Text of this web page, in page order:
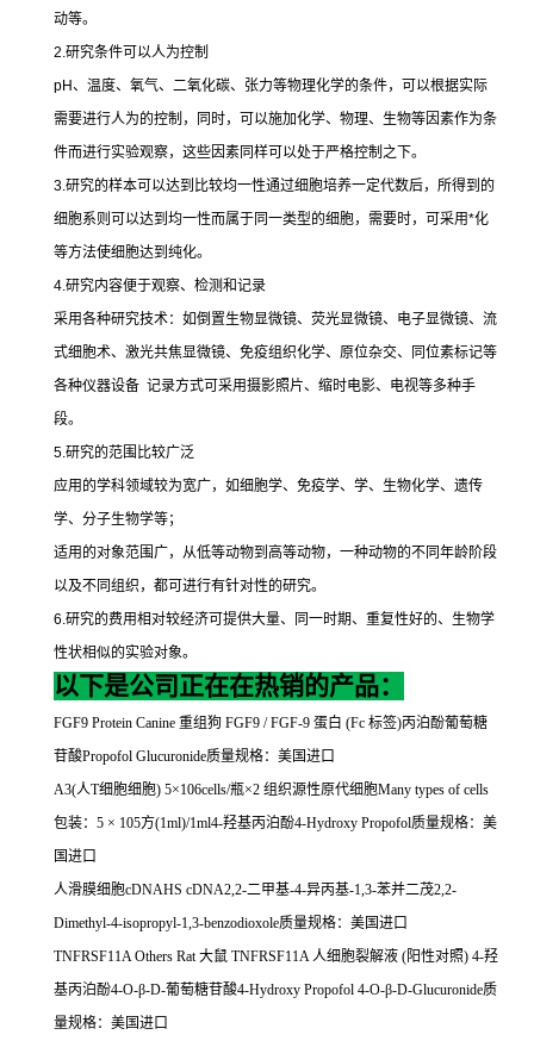
动等。
2.研究条件可以人为控制
pH、温度、氧气、二氧化碳、张力等物理化学的条件，可以根据实际
需要进行人为的控制，同时，可以施加化学、物理、生物等因素作为条
件而进行实验观察，这些因素同样可以处于严格控制之下。
3.研究的样本可以达到比较均一性通过细胞培养一定代数后，所得到的
细胞系则可以达到均一性而属于同一类型的细胞，需要时，可采用*化
等方法使细胞达到纯化。
4.研究内容便于观察、检测和记录
采用各种研究技术：如倒置生物显微镜、荧光显微镜、电子显微镜、流
式细胞术、激光共焦显微镜、免疫组织化学、原位杂交、同位素标记等
各种仪器设备 记录方式可采用摄影照片、缩时电影、电视等多种手
段。
5.研究的范围比较广泛
应用的学科领域较为宽广，如细胞学、免疫学、学、生物化学、遗传
学、分子生物学等；
适用的对象范围广，从低等动物到高等动物，一种动物的不同年龄阶段
以及不同组织，都可进行有针对性的研究。
6.研究的费用相对较经济可提供大量、同一时期、重复性好的、生物学
性状相似的实验对象。
以下是公司正在在热销的产品：
FGF9 Protein Canine 重组狗 FGF9 / FGF-9 蛋白 (Fc 标签)丙泊酚葡萄糖
苷酸Propofol Glucuronide质量规格：美国进口
A3(人T细胞细胞) 5×106cells/瓶×2 组织源性原代细胞Many types of cells
包装： 5 × 105方(1ml)/1ml4-羟基丙泊酚4-Hydroxy Propofol质量规格：美
国进口
人滑膜细胞cDNAHS cDNA2,2-二甲基-4-异丙基-1,3-苯并二茂2,2-
Dimethyl-4-isopropyl-1,3-benzodioxole质量规格：美国进口
TNFRSF11A Others Rat大鼠 TNFRSF11A人细胞裂解液 (阳性对照) 4-羟
基丙泊酚4-O-β-D-葡萄糖苷酸4-Hydroxy Propofol 4-O-β-D-Glucuronide质
量规格：美国进口